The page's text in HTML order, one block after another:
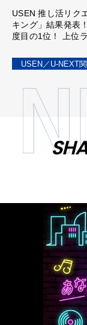
USEN 推し活リク
キング」結果発表
度目の1位！ 上位
USEN／U-NEXT